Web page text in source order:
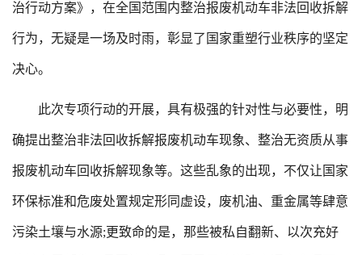
治行动方案》，在全国范围内整治报废机动车非法回收拆解
行为，无疑是一场及时雨，彰显了国家重塑行业秩序的坚定
决心。
此次专项行动的开展，具有极强的针对性与必要性，明
确提出整治非法回收拆解报废机动车现象、整治无资质从事
报废机动车回收拆解现象等。这些乱象的出现，不仅让国家
环保标准和危废处置规定形同虚设，废机油、重金属等肆意
污染土壤与水源;更致命的是，那些被私自翻新、以次充好